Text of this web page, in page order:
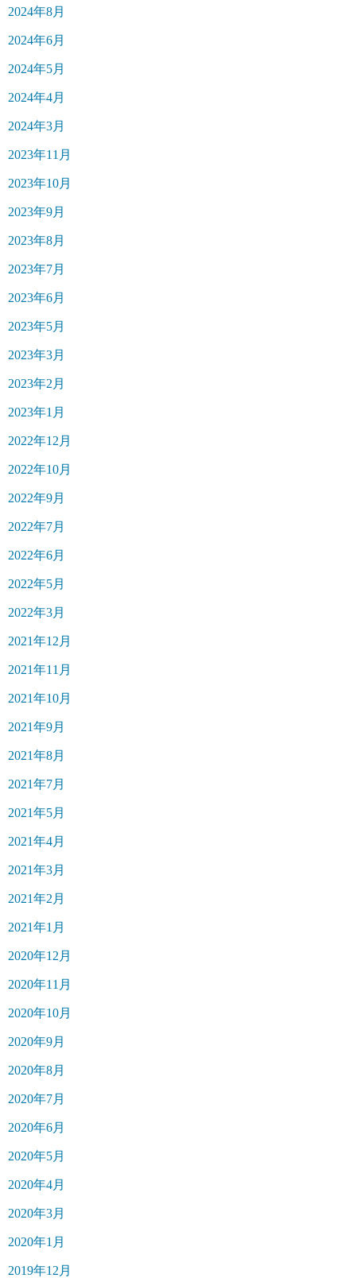
2024年8月
2024年6月
2024年5月
2024年4月
2024年3月
2023年11月
2023年10月
2023年9月
2023年8月
2023年7月
2023年6月
2023年5月
2023年3月
2023年2月
2023年1月
2022年12月
2022年10月
2022年9月
2022年7月
2022年6月
2022年5月
2022年3月
2021年12月
2021年11月
2021年10月
2021年9月
2021年8月
2021年7月
2021年5月
2021年4月
2021年3月
2021年2月
2021年1月
2020年12月
2020年11月
2020年10月
2020年9月
2020年8月
2020年7月
2020年6月
2020年5月
2020年4月
2020年3月
2020年1月
2019年12月